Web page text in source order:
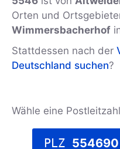
Orten und
Wimmersbacherhof
Stattdessen nach der
Deutschland suchen?
Wähle eine
PLZ 554690